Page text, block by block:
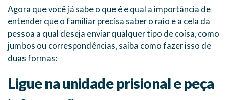
Agora que você já sabe o que é e qual a importância de
entender que o familiar precisa saber o raio e a cela da
pessoa a qual deseja enviar qualquer tipo de coisa, como
jumbos ou correspondências, saiba como fazer isso de
duas formas:
Ligue na unidade prisional e peça